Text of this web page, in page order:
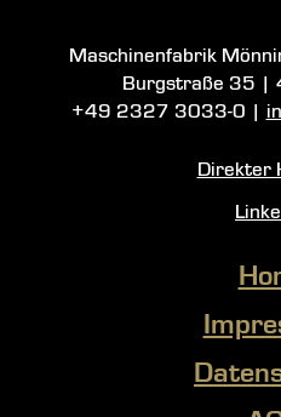
Maschinenfabrik
Burgstraße 35
+49 2327 3033-0
Direkter